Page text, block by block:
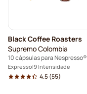
Black Coffee Roasters
Supremo Colombia
10 cápsulas para Nespresso®
Expresso 9 Intensidade
4.5(55)